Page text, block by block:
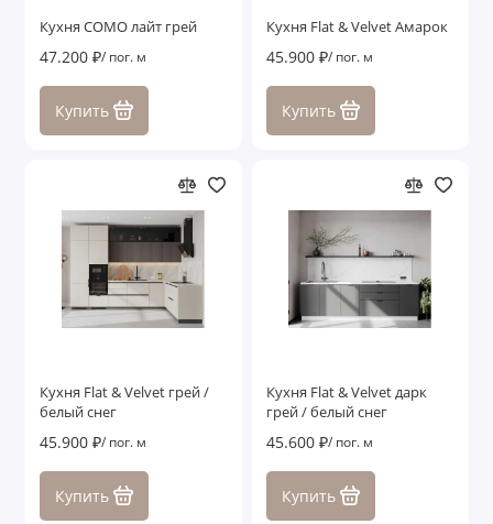
Кухня COMO лайт грей
47.200 ₽/ пог. м
Купить
Кухня Flat & Velvet Амарок
45.900 ₽/ пог. м
Купить
Кухня Flat & Velvet грей /
белый снег
45.900 ₽/ пог. м
Купить
Кухня Flat & Velvet дарк
грей / белый снег
45.600 ₽/ пог. м
Купить